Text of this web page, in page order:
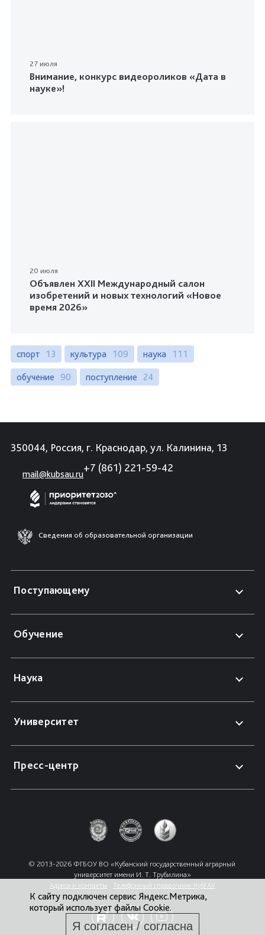
27 июля
Внимание, конкурс видеороликов «Дата в
науке»!
20 июля
Объявлен XXII Международный салон
изобретений и новых технологий «Новое
время 2026»
спорт 13 культура 109 наука 111
обучение 90 поступление 24
350044, Россия, г. Краснодар, ул. Калинина, 13
mail@kubsau.ru
+7 (861) 221-59-42
Сведения об образовательной организации
Поступающему
Обучение
Наука
Университет
Пресс-центр
© 2013-2026 ФГБОУ ВО «Кубанский государственный аграрный
университет имени И. Т. Трубилина»
Адреса и контакты
Телефонный справочник КубГАУ
К сайту подключен сервис Яндекс.Метрика,
который использует файлы Cookie.
Я согласен / согласна